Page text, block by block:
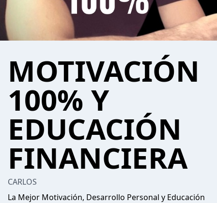
MOTIVACIÓN
100% Y
EDUCACIÓN
FINANCIERA
CARLOS
La Mejor Motivación, Desarrollo Personal y Educación